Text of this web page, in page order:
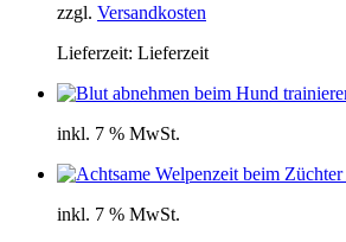
zzgl. Versandkosten
Lieferzeit: Lieferzeit
inkl. 7 % MwSt.
inkl. 7 % MwSt.